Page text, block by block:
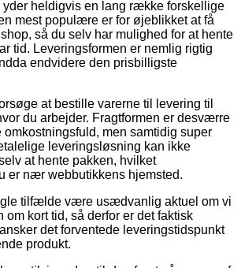
yder heldigvis en lang række forskellige
mest populære er for øjeblikket at få
så du selv har mulighed for at hente
tid. Leveringsformen er nemlig rigtig
endvidere den prisbilligste
at bestille varerne til levering til
du arbejder. Fragtformen er desværre
men samtidig super
leveringsløsning kan ikke
at hente pakken, hvilket
er nær webbutikkens hjemsted.
tilfælde være usædvanlig aktuel om vi
om kort tid, så derfor er det faktisk
det forventede leveringstidspunkt
produkt.